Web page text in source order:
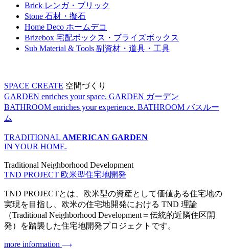
Brick レンガ・ブリック
Stone 石材・擬石
Home Deco ホームデコ
Brizebox 宅配ボックス・ブライズボックス
Sub Material & Tools 副資材・道具・工具
SPACE CREATE 空間づくり
GARDEN enriches your space. GARDEN ガーデン
BATHROOM enriches your experience. BATHROOM バスルー
ム
TRADITIONAL AMERICAN GARDEN
IN YOUR HOME.
Traditional Neighborhood Development
TND PROJECT 欧米型住宅地開発
TND PROJECTとは、欧米型の資産として価値ある住宅地の
実現を目指し、欧米の住宅地開発における TND 理論
（Traditional Neighborhood Development＝伝統的近隣住区開
発）を踏襲した住宅地開発プロジェクトです。
more information